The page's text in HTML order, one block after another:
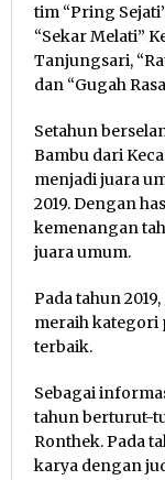
tim “Pring
“Sekar Melati”
Tanjungsari,
dan “Gugah
Setahun
Bambu dari
menjadi juara
2019. Dengan
kemenangan
juara umum.
Pada tahun
meraih kategori
terbaik.
Sebagai
tahun berturut-
Ronthek. Pada
karya dengan